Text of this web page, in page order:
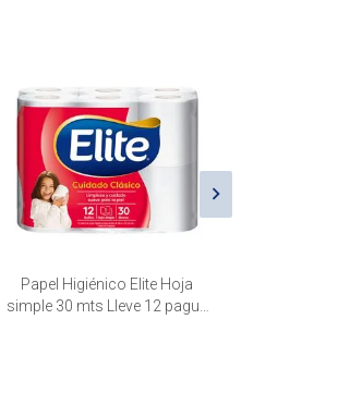
Papel Higiénico Elite Hoja
simple 30 mts Lleve 12 pague